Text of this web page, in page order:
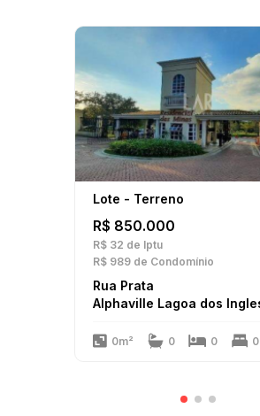
Lote - Terreno
R$ 850.000
R$ 32 de Iptu
R$ 989 de Condomínio
Rua Prata
Alphaville Lagoa dos
0m² 0 0 0